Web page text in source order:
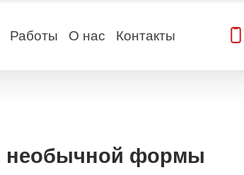
Работы О нас Контакты
необычной формы